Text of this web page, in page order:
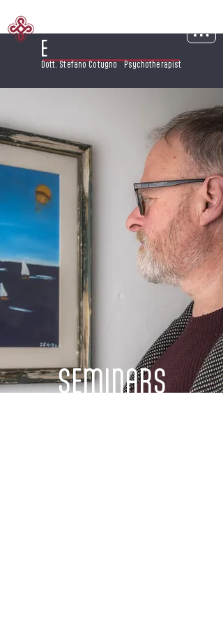
E
Dott. Stefano Cotugno Psychotherapist
SEMINARS